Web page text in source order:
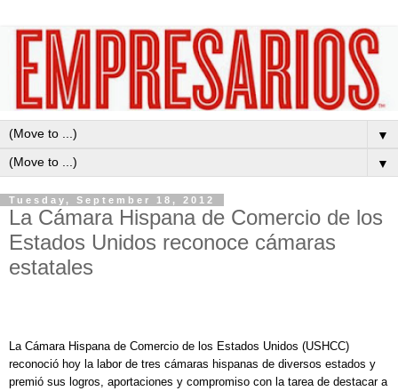
▼
▼
Tuesday, September 18, 2012
La Cámara Hispana de Comercio de los
Estados Unidos reconoce cámaras
estatales
La Cámara Hispana de Comercio de los Estados Unidos (USHCC)
reconoció hoy la labor de tres cámaras hispanas de diversos estados y
premió sus logros, aportaciones y compromiso con la tarea de destacar a